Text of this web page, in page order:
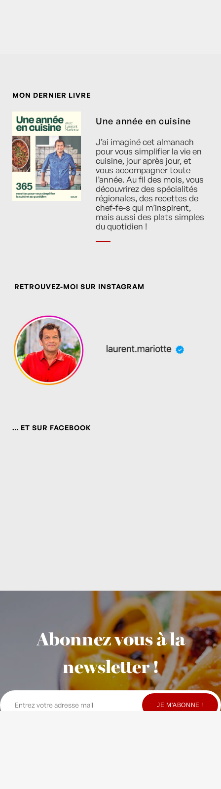
MON DERNIER LIVRE
Une année en cuisine
J’ai imaginé cet almanach
pour vous simplifier la vie en
cuisine, jour après jour, et
vous accompagner toute
l’année. Au fil des mois, vous
découvrirez des spécialités
régionales, des recettes de
chef-fe-s qui m’inspirent,
mais aussi des plats simples
du quotidien !
RETROUVEZ-MOI SUR INSTAGRAM
… ET SUR FACEBOOK
Abonnez vous à la
newsletter !